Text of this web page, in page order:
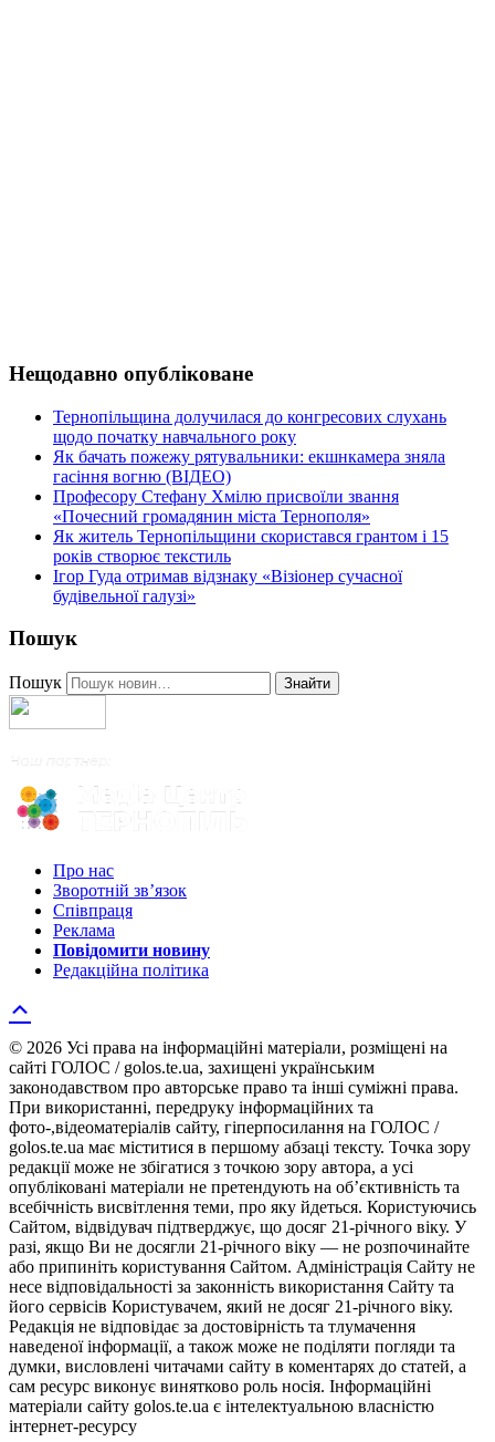
Нещодавно опубліковане
Тернопільщина долучилася до конгресових слухань
щодо початку навчального року
Як бачать пожежу рятувальники: екшнкамера зняла
гасіння вогню (ВІДЕО)
Професору Стефану Хмілю присвоїли звання
«Почесний громадянин міста Тернополя»
Як житель Тернопільщини скористався грантом і 15
років створює текстиль
Ігор Гуда отримав відзнаку «Візіонер сучасної
будівельної галузі»
Пошук
Пошук Знайти
Про нас
Зворотній зв’язок
Співпраця
Реклама
Повідомити новину
Редакційна політика
© 2026 Усі права на інформаційні матеріали, розміщені на
сайті ГОЛОС / golos.te.ua, захищені українським
законодавством про авторське право та інші суміжні права.
При використанні, передруку інформаційних та
фото-,відеоматеріалів сайту, гіперпосилання на ГОЛОС /
golos.te.ua має міститися в першому абзаці тексту. Точка зору
редакції може не збігатися з точкою зору автора, а усі
опубліковані матеріали не претендують на об’єктивність та
всебічність висвітлення теми, про яку йдеться. Користуючись
Сайтом, відвідувач підтверджує, що досяг 21-річного віку. У
разі, якщо Ви не досягли 21-річного віку — не розпочинайте
або припиніть користування Сайтом. Адміністрація Сайту не
несе відповідальності за законність використання Сайту та
його сервісів Користувачем, який не досяг 21-річного віку.
Редакція не відповідає за достовірність та тлумачення
наведеної інформації, а також може не поділяти погляди та
думки, висловлені читачами сайту в коментарях до статей, а
сам ресурс виконує винятково роль носія. Інформаційні
матеріали сайту golos.te.ua є інтелектуальною власністю
інтернет-ресурсу